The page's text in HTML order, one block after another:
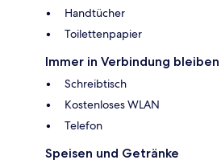
Handtücher
Toilettenpapier
Immer in Verbindung bleiben
Schreibtisch
Kostenloses WLAN
Telefon
Speisen und Getränke